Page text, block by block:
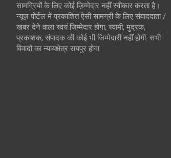
सामग्रियों के लिए कोई ज़िम्मेदार नहीं स्वीकार करता है।
न्यूज़ पोर्टल में प्रकाशित ऐसी सामग्री के लिए संवाददाता /
खबर देने वाला स्वयं जिम्मेदार होगा, स्वामी, मुद्रक,
प्रकाशक, संपादक की कोई भी जिम्मेदारी नहीं होगी. सभी
विवादों का न्यायक्षेत्र रायपुर होगा